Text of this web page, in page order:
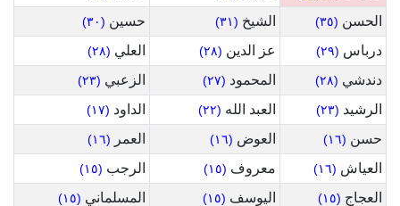
الحسن (٣٥) الشيخ (٣١) حسين (٣٠)
درباس (٢٩) عز الدين (٢٨) العلي (٢٨)
دندشي (٢٨) المحمود (٢٧) الزعبي (٢٣)
الرشيد (٢٣) العبد الله (٢٢) الداود (١٧)
حسن (١٦) العوض (١٦) العمر (١٦)
العياش (١٦) معروف (١٥) الرجب (١٥)
العجاج (١٥) اليوسف (١٥) المسلماني (١٥)